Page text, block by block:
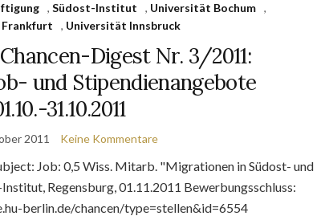
, Südost-Institut , Universität Bochum
,
, Universität Innsbruck
Digest Nr. 3/2011:
und Stipendienangebote
31.10.2011
2011 Keine Kommentare
Job: 0,5 Wiss. Mitarb. "Migrationen in Südost- und
Regensburg, 01.11.2011 Bewerbungsschluss:
berlin.de/chancen/type=stellen&id=6554